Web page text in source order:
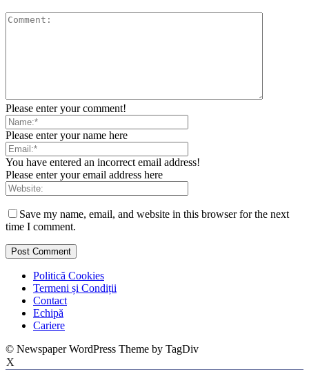
Please enter your comment!
Please enter your name here
You have entered an incorrect email address!
Please enter your email address here
Save my name, email, and website in this browser for the next
time I comment.
Politică Cookies
Termeni și Condiții
Contact
Echipă
Cariere
© Newspaper WordPress Theme by TagDiv
X